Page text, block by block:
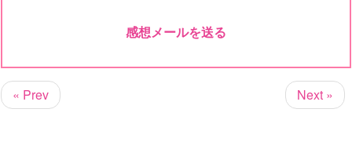
感想メールを送る
« Prev Next »